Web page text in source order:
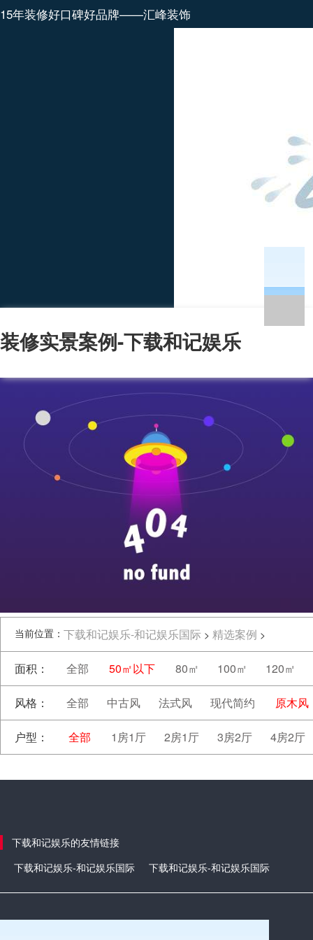
15年装修好口碑好品牌——汇峰装饰
装修实景案例-下载和记娱乐
当前位置： 下载和记娱乐-和记娱乐国际 > 精选案例 >
面积： 全部 50㎡以下 80㎡ 100㎡ 120㎡
风格： 全部 中古风 法式风 现代简约 原木风
户型： 全部 1房1厅 2房1厅 3房2厅 4房2厅
下载和记娱乐的友情链接
下载和记娱乐-和记娱乐国际
下载和记娱乐-和记娱乐国际